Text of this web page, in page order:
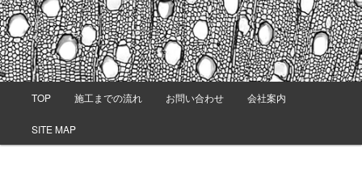
ツ
へ
移
動
TOP 施工までの流れ お問い合わせ 会社案内
SITE MAP